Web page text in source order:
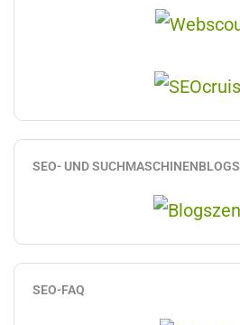
SEO- UND SUCHMASCHINENBLOGS
SEO-FAQ